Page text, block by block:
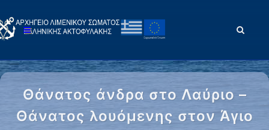
Θάνατος άνδρα στο Λαύριο –
Θάνατος λουόμενης στον Άγιο